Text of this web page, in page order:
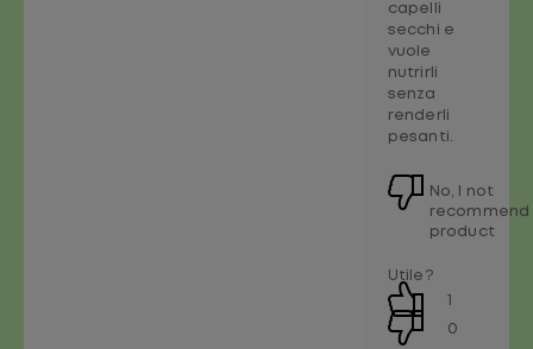
capelli
secchi e
vuole
nutrirli
senza
renderli
pesanti.
No, I not
recommend
product
Utile?
0